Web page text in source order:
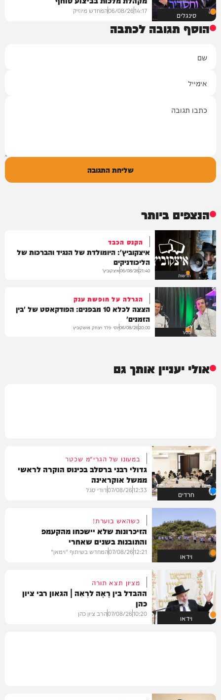
סינגלים 14:17
06/08/26המחדש מיוזיק
הוסף תגובה לכתבה
שליחת התגובה
הנצפים ביותר
חדשות
הקנס הכבד
איצקוביץ': היומולדת של הנגיד והברכות של
הליכודניקים
21:40
06/08/26איצקוביץ'
VOD
הגרלה על חופשת ענק
הצצה לכלא 10 מבפנים: הפודקאסט של 'בין
הזמנים'
20:00
06/08/26יוסי פלד ויצחק מושקוביץ
אולי יעניין אותך גם
חרדים
במעונו של הגרי"מ שכטר
גדולי רבני ברסלב בכינוס הוקרה לראשי
ממשל אוקראינה
12:33
07/08/26דודי סגל
וידאו
כשהאש בוערת!
הזיכרונות שלא יישכחו מהקעמפ
והתובנות בשנים שאחרי
12:21
07/08/26המחדש בשיתוף "וימאן"
וידאו
מציון תצא תורה
ההבדל בין רָאָה לרְאֵה | הגאון רבי ציון
כהן
10:20
07/08/26הרב ציון כהן